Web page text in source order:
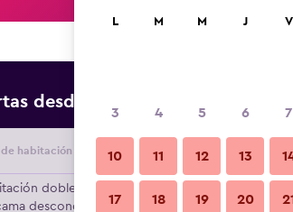
desde Oferta más barata de
habitación Proveedor Total noche
doble, tipo
desconocido
$198
L M M J V
3 4 5 6 7
10 11 12 13
17 18 19 20